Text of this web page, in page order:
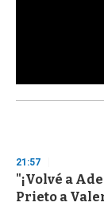
s
d
s
o
f
21:57
"¡Volvé a
Prieto a